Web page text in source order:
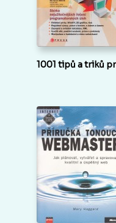
1001 tipů a triků